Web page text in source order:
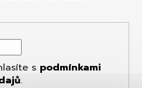
s podmínkami
.